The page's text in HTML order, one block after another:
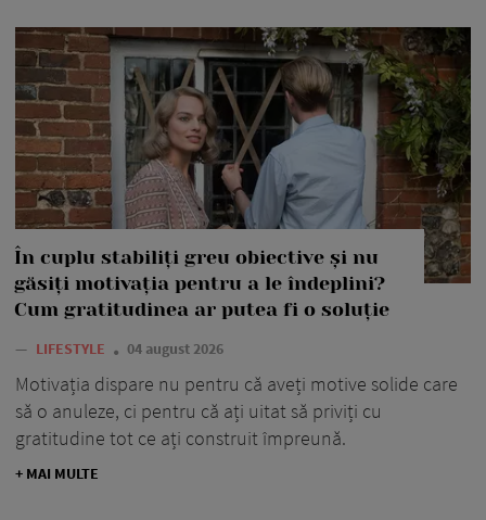
În cuplu stabiliți greu obiective și nu
găsiți motivația pentru a le îndeplini?
Cum gratitudinea ar putea fi o soluție
— LIFESTYLE 04 august 2026
Motivația dispare nu pentru că aveți motive solide care
să o anuleze, ci pentru că ați uitat să priviți cu
gratitudine tot ce ați construit împreună.
+ MAI MULTE